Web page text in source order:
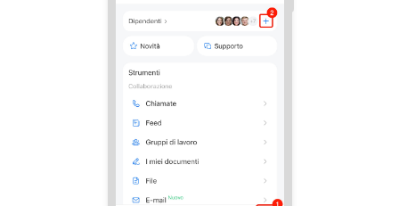
Gruppi di lavoro
Incarichi e progetti